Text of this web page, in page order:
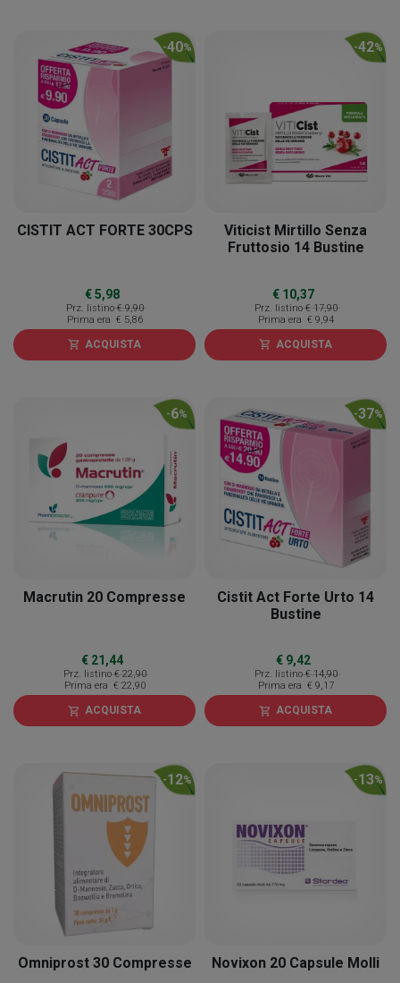
-40%
CISTIT ACT FORTE 30CPS
€ 5,98
Prz. listino € 9,90
Prima era € 5,86
shopping_cart ACQUISTA
-42%
Viticist Mirtillo Senza
Fruttosio 14 Bustine
€ 10,37
Prz. listino € 17,90
Prima era € 9,94
shopping_cart ACQUISTA
-6%
Macrutin 20 Compresse
€ 21,44
Prz. listino € 22,90
Prima era € 22,90
shopping_cart ACQUISTA
-37%
Cistit Act Forte Urto 14
Bustine
€ 9,42
Prz. listino € 14,90
Prima era € 9,17
shopping_cart ACQUISTA
-12%
Omniprost 30 Compresse
-13%
Novixon 20 Capsule Molli